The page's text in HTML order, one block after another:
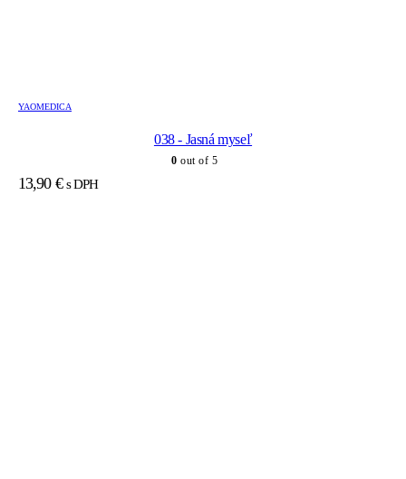
YAOMEDICA
038 - Jasná myseľ
0 out of 5
13,90 € s DPH